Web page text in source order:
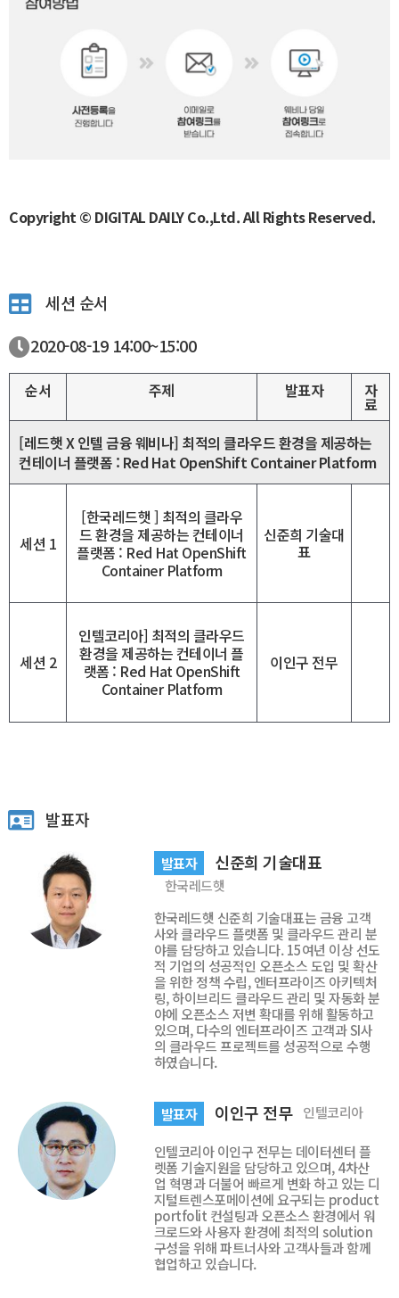
Copyright © DIGITAL DAILY Co.,Ltd. All Rights Reserved.
세션 순서
2020-08-19 14:00~15:00
순서 주제 발표자 자
료
[레드햇 X 인텔 금융 웨비나] 최적의 클라우드 환경을 제공하는
컨테이너 플랫폼 : Red Hat OpenShift Container Platform
세션 1
[한국레드햇 ] 최적의 클라우
드 환경을 제공하는 컨테이너
플랫폼 : Red Hat OpenShift
Container Platform
신준희 기술대
표
세션 2
인텔코리아] 최적의 클라우드
환경을 제공하는 컨테이너 플
랫폼 : Red Hat OpenShift
Container Platform
이인구 전무
발표자
발표자 신준희 기술대표
한국레드햇
한국레드햇 신준희 기술대표는 금융 고객
사와 클라우드 플랫폼 및 클라우드 관리 분
야를 담당하고 있습니다. 15여년 이상 선도
적 기업의 성공적인 오픈소스 도입 및 확산
을 위한 정책 수립, 엔터프라이즈 아키텍처
링, 하이브리드 클라우드 관리 및 자동화 분
야에 오픈소스 저변 확대를 위해 활동하고
있으며, 다수의 엔터프라이즈 고객과 SI사
의 클라우드 프로젝트를 성공적으로 수행
하였습니다.
발표자 이인구 전무 인텔코리아
인텔코리아 이인구 전무는 데이터센터 플
렛폼 기술지원을 담당하고 있으며, 4차산
업 혁명과 더불어 빠르게 변화 하고 있는 디
지털트렌스포메이션에 요구되는 product
portfolit 컨설팅과 오픈소스 환경에서 워
크로드와 사용자 환경에 최적의 solution
구성을 위해 파트너사와 고객사들과 함께
협업하고 있습니다.